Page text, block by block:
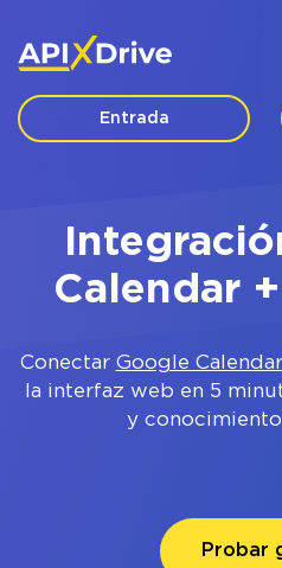
Entrada
Calendar
Conectar Google Calendar
la interfaz web en 5
y
Probar